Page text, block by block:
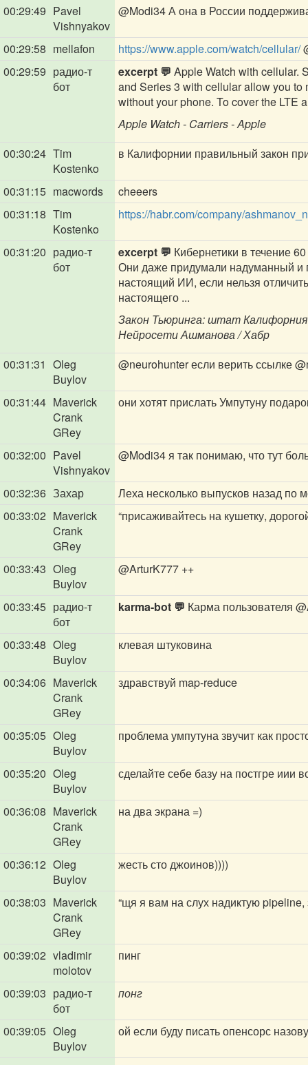
00:29:49 Pavel
Vishnyakov
@Modi34А она в России
00:29:58 mellafon https://www.apple.com/watch/cellular/
00:29:59 радио-т
бот
excerpt 💬 Apple Watch with cellular.
and Series 3 with cellular allow you
without your phone. To cover the LTE
Apple Watch - Carriers - Apple
00:30:24 Tim
Kostenko
в Калифорнии правильный закон
00:31:15 macwords
cheeers
00:31:18 Tim
Kostenko
https://habr.com/company/
00:31:20 радио-т
бот
excerpt 💬 Кибернетики в течение
Они даже придумали надуманный и
настоящий ИИ, если нельзя
настоящего ...
Закон Тьюринга: штат
Нейросети Ашманова / Хабр
00:31:31 Oleg
Buylov
@neurohunterесли верить ссылке
00:31:44 Maverick
Crank
GRey
они хотят прислать Умпутуну
00:32:00 Pavel
Vishnyakov
@Modi34я так понимаю, что тут
00:32:36 Захар
Леха несколько выпусков назад
00:33:02 Maverick
Crank
GRey
“присаживайтесь на кушетку,
00:33:43 Oleg
Buylov
@ArturK777 ++
00:33:45 радио-т
бот
karma-bot 💬 Карма пользователя
00:33:48 Oleg
Buylov
клевая штуковина
00:34:06 Maverick
Crank
GRey
здравствуй map-reduce
00:35:05 Oleg
Buylov
проблема умпутуна звучит как
00:35:20 Oleg
Buylov
сделайте себе базу на постгре иии
00:36:08 Maverick
Crank
GRey
на два экрана =)
00:36:12 Oleg
Buylov
жесть сто джоинов))))
00:38:03 Maverick
Crank
GRey
“щя я вам на слух надиктую pipeline,
00:39:02 vladimir
molotov
пинг
00:39:03 радио-т
бот
понг
00:39:05 Oleg
Buylov
ой если буду писать опенсорс